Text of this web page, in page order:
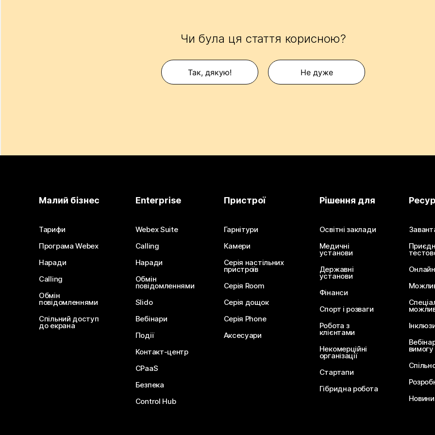
Чи була ця стаття корисною?
Так, дякую! Не дуже
Малий бізнес
Тарифи
Програма Webex
Наради
Calling
Обмін
повідомленнями
Спільний доступ
до екрана
Enterprise
Webex Suite
Calling
Наради
Обмін
повідомленнями
Slido
Вебінари
Події
Контакт-центр
CPaaS
Безпека
Control Hub
Пристрої
Гарнітури
Камери
Серія настільних
пристроїв
Серія Room
Серія дощок
Серія Phone
Аксесуари
Рішення для
Освітні заклади
Медичні
установи
Державні
установи
Фінанси
Спорт і розваги
Робота з
клієнтами
Некомерційні
організації
Стартапи
Гібридна робота
вимогу
Новини